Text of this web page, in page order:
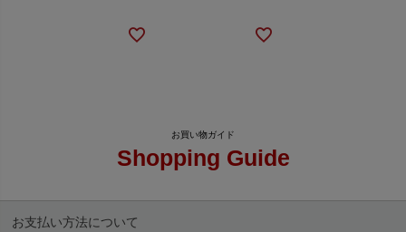
Shopping Guide
お支払い方法について